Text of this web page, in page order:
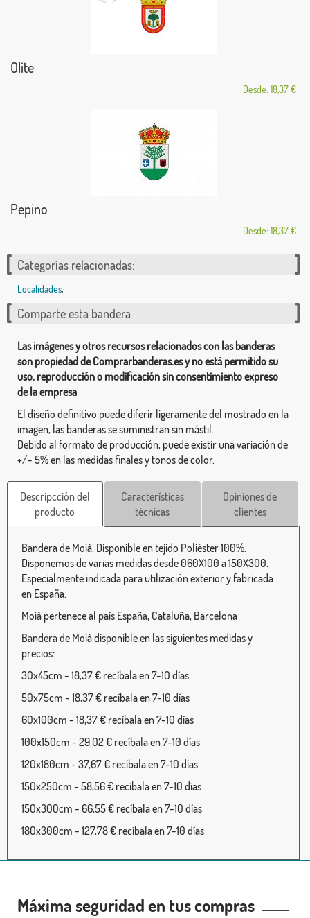
Olite
Desde: 18,37 €
Pepino
Desde: 18,37 €
Categorías relacionadas:
Localidades,
Comparte esta bandera
Las imágenes y otros recursos relacionados con las banderas
son propiedad de Comprarbanderas.es y no está permitido su
uso, reproducción o modificación sin consentimiento expreso
de la empresa
El diseño definitivo puede diferir ligeramente del mostrado en la
imagen, las banderas se suministran sin mástil.
Debido al formato de producción, puede existir una variación de
+/- 5% en las medidas finales y tonos de color.
Descripcción del
producto
Características
técnicas
Opiniones de
clientes
Bandera de Moià. Disponible en tejido Poliéster 100%.
Disponemos de varias medidas desde 060X100 a 150X300.
Especialmente indicada para utilización exterior y fabricada
en España.
Moià pertenece al país España, Cataluña, Barcelona
Bandera de Moià disponible en las siguientes medidas y
precios:
30x45cm - 18,37 € recíbala en 7-10 días
50x75cm - 18,37 € recíbala en 7-10 días
60x100cm - 18,37 € recíbala en 7-10 días
100x150cm - 29,02 € recíbala en 7-10 días
120x180cm - 37,67 € recíbala en 7-10 días
150x250cm - 58,56 € recíbala en 7-10 días
150x300cm - 66,55 € recíbala en 7-10 días
180x300cm - 127,78 € recíbala en 7-10 días
Máxima seguridad en tus compras